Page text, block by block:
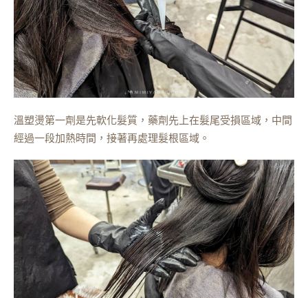
溫塑燙第一劑是先軟化髮質，藥劑先上在髮尾受損區域，中間
經過一段加熱時間，接著再處理髮根區域。